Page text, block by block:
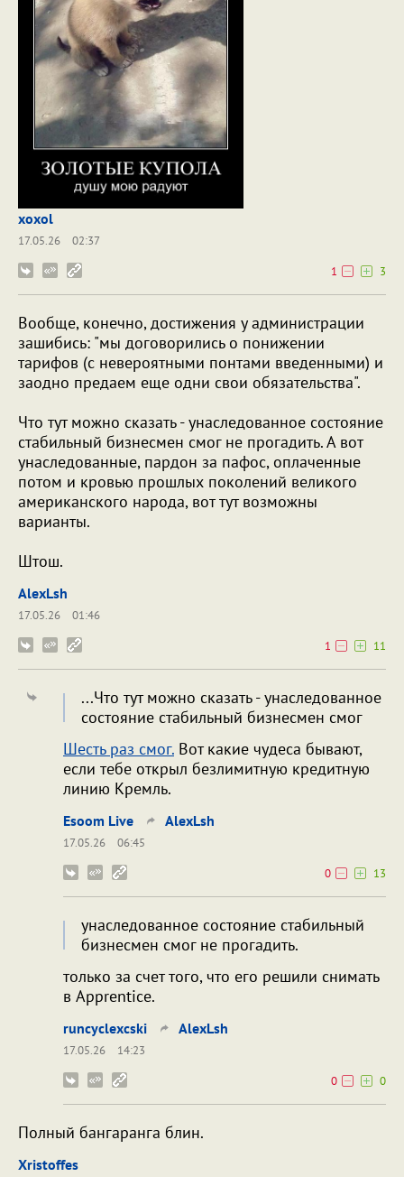
xoxol
17.05.26
02:37
1
3
Вообще, конечно, достижения у администрации
зашибись: "мы договорились о понижении
тарифов (с невероятными понтами введенными) и
заодно предаем еще одни свои обязательства".
Что тут можно сказать - унаследованное состояние
стабильный бизнесмен смог не прогадить. А вот
унаследованные, пардон за пафос, оплаченные
потом и кровью прошлых поколений великого
американского народа, вот тут возможны
варианты.
Штош.
AlexLsh
17.05.26
01:46
1
11
...Что тут можно сказать - унаследованное
состояние стабильный бизнесмен смог
Шесть раз смог. Вот какие чудеса бывают,
если тебе открыл безлимитную кредитную
линию Кремль.
Esoom Live AlexLsh
17.05.26
06:45
0
13
унаследованное состояние стабильный
бизнесмен смог не прогадить.
только за счет того, что его решили снимать
в Apprentice.
runcyclexcski AlexLsh
17.05.26
14:23
0
0
Полный бангаранга блин.
Xristoffes